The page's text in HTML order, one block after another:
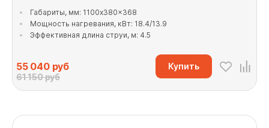
Габариты, мм: 1100x380x368
Мощность нагревания, кВт: 18.4/13.9
Эффективная длина струи, м: 4.5
55 040руб
61 150 руб
Купить